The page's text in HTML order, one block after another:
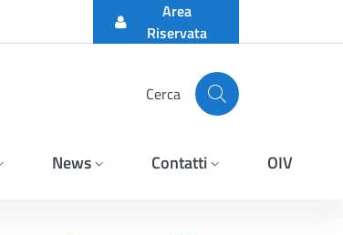
Area
Riservata
Cerca
News Contatti OIV